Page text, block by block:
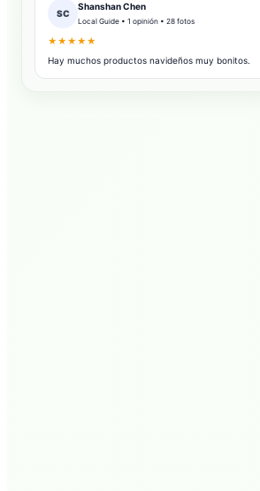
SC
Shanshan Chen
Local Guide • 1 opinión • 28 fotos
★★★★★
Hay muchos productos navideños muy bonitos.